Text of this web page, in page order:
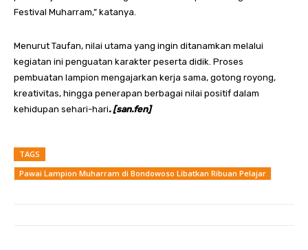
Festival Muharram,” katanya.
Menurut Taufan, nilai utama yang ingin ditanamkan melalui
kegiatan ini penguatan karakter peserta didik. Proses
pembuatan lampion mengajarkan kerja sama, gotong royong,
kreativitas, hingga penerapan berbagai nilai positif dalam
kehidupan sehari-hari. [san.fen]
TAGS
Pawai Lampion Muharram di Bondowoso Libatkan Ribuan Pelajar